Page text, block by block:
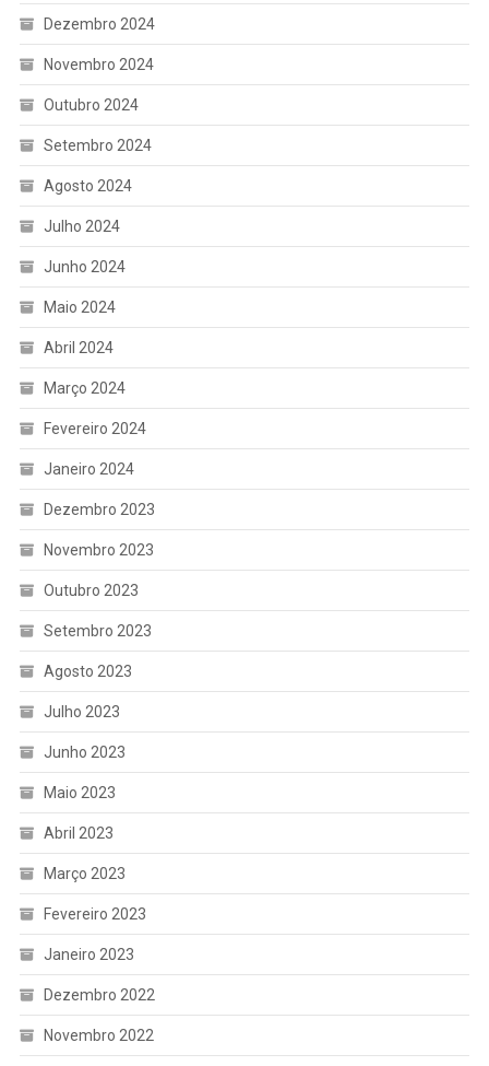
Dezembro 2024
Novembro 2024
Outubro 2024
Setembro 2024
Agosto 2024
Julho 2024
Junho 2024
Maio 2024
Abril 2024
Março 2024
Fevereiro 2024
Janeiro 2024
Dezembro 2023
Novembro 2023
Outubro 2023
Setembro 2023
Agosto 2023
Julho 2023
Junho 2023
Maio 2023
Abril 2023
Março 2023
Fevereiro 2023
Janeiro 2023
Dezembro 2022
Novembro 2022